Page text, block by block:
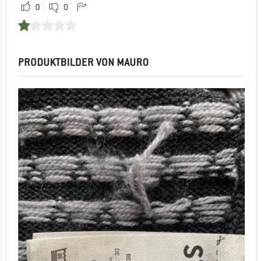
0 0
PRODUKTBILDER VON MAURO